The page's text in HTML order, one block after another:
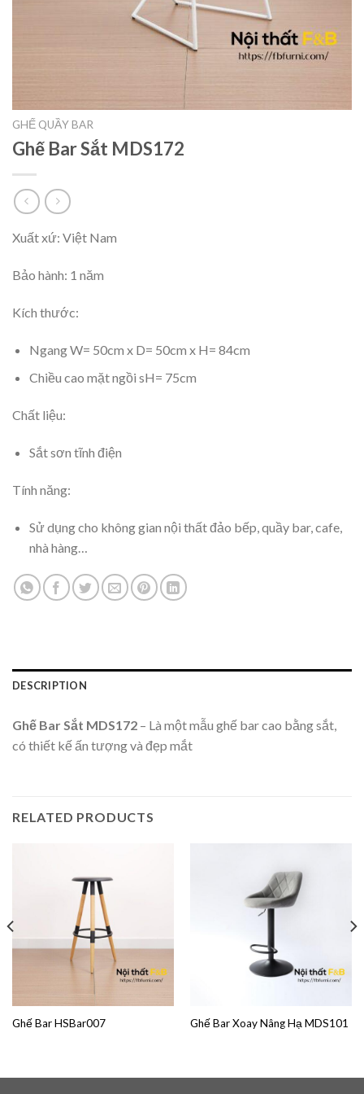
GHẾ QUẦY BAR
Ghế Bar Sắt MDS172
Xuất xứ: Việt Nam
Bảo hành: 1 năm
Kích thước:
Ngang W= 50cm x D= 50cm x H= 84cm
Chiều cao mặt ngồi sH= 75cm
Chất liệu:
Sắt sơn tĩnh điện
Tính năng:
Sử dụng cho không gian nội thất đảo bếp, quầy bar, cafe,
nhà hàng…
DESCRIPTION
Ghế Bar Sắt MDS172 – Là một mẫu ghế bar cao bằng sắt,
có thiết kế ấn tượng và đẹp mắt
RELATED PRODUCTS
Ghế Bar HSBar007 Ghế Bar Xoay Nâng Hạ MDS101